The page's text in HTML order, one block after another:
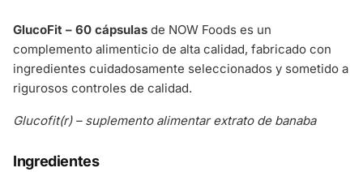
GlucoFit – 60 cápsulas de NOW Foods es un
complemento alimenticio de alta calidad, fabricado con
ingredientes cuidadosamente seleccionados y sometido a
rigurosos controles de calidad.
Glucofit(r) – suplemento alimentar extrato de banaba
Ingredientes